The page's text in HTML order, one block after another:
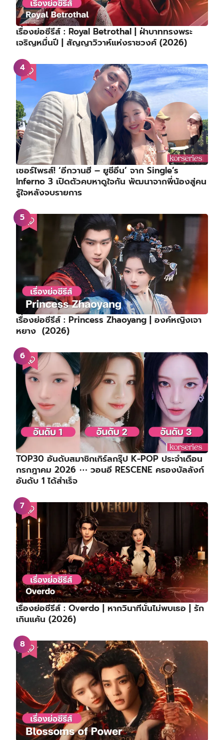
เรื่องย่อซีรีส์ : Royal Betrothal | ฝ่าบาททรงพระ
เจริญหมื่นปี | สัญญาวิวาห์แห่งราชวงศ์ (2026)
เซอร์ไพรส์! ‘อีกวานฮี – ยูชีอึน’ จาก Single’s
Inferno 3 เปิดตัวคบหาดูใจกัน พัฒนาจากพี่น้องสู่คน
รู้ใจหลังจบรายการ
เรื่องย่อซีรีส์ : Princess Zhaoyang | องค์หญิงเจา
หยาง (2026)
TOP30 อันดับสมาชิกเกิร์ลกรุ๊ป K-POP ประจำเดือน
กรกฎาคม 2026 ⋯ วอนอี RESCENE ครองบัลลังก์
อันดับ 1 ได้สำเร็จ
เรื่องย่อซีรีส์ : Overdo | หากวินาทีนั้นไม่พบเธอ | รัก
เกินแค้น (2026)